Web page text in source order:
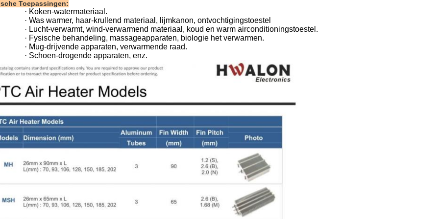
Toepassingen:
· Koken-watermateriaal.
· Was warmer, haar-krullend materiaal, lijmkanon, ontvochtigingstoestel
· Lucht-verwarmt, wind-verwarmend materiaal, koud en warm airconditioningstoestel.
· Fysische behandeling, massageapparaten, biologie het verwarmen.
· Mug-drijvende apparaten, verwarmende raad.
· Schoen-drogende apparaten, enz.